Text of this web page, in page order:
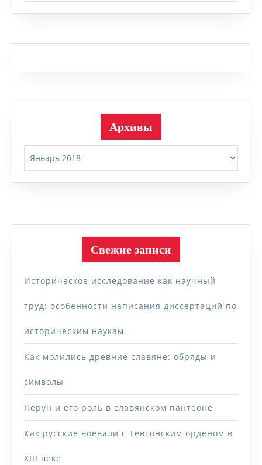
Архивы
Свежие записи
Историческое исследование как научный
труд: особенности написания диссертаций по
историческим наукам
Как молились древние славяне: обряды и
символы
Перун и его роль в славянском пантеоне
Как русские воевали с Тевтонским орденом в
XIII веке